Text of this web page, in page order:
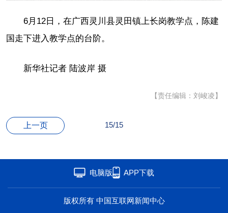
6月12日，在广西灵川县灵田镇上长岗教学点，陈建
国走下进入教学点的台阶。
新华社记者 陆波岸 摄
【责任编辑：刘峻凌】
上一页 15/15
电脑版 APP下载
版权所有 中国互联网新闻中心